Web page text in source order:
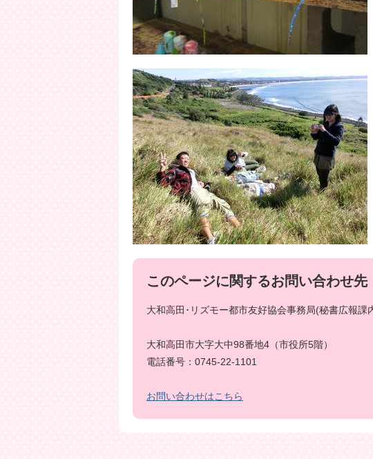
このページに関するお問い合わせ先
大和高田･リズモー都市友好協会事務局(秘書広報課
大和高田市大字大中98番地4（市役所5階）
電話番号：0745-22-1101
お問い合わせはこちら